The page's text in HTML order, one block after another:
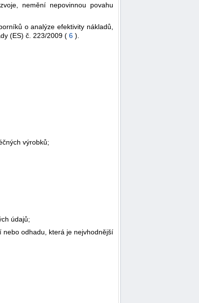
nemění nepovinnou povahu
o analýze efektivity nákladů,
(ES) č. 223/2009 ( 6 ).
výrobků;
údajů;
odhadu, která je nejvhodnější